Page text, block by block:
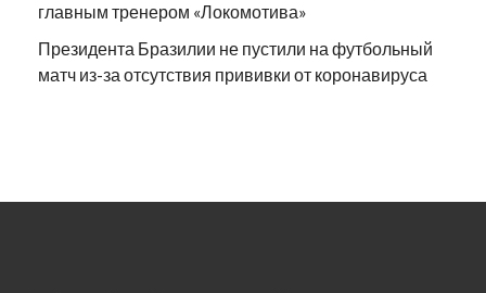
главным тренером «Локомотива»
Президента Бразилии не пустили на футбольный
матч из-за отсутствия прививки от коронавируса